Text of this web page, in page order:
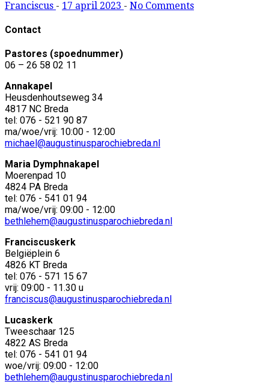
Franciscus - 17 april 2023 - No Comments
Contact
Pastores (spoednummer)
06 – 26 58 02 11
Annakapel
Heusdenhoutseweg 34
4817 NC Breda
tel: 076 - 521 90 87
ma/woe/vrij: 10:00 - 12:00
michael@augustinusparochiebreda.nl
Maria Dymphnakapel
Moerenpad 10
4824 PA Breda
tel: 076 - 541 01 94
ma/woe/vrij: 09:00 - 12:00
bethlehem@augustinusparochiebreda.nl
Franciscuskerk
Belgiëplein 6
4826 KT Breda
tel: 076 - 571 15 67
vrij: 09:00 - 11.30 u
franciscus@augustinusparochiebreda.nl
Lucaskerk
Tweeschaar 125
4822 AS Breda
tel: 076 - 541 01 94
woe/vrij: 09:00 - 12:00
bethlehem@augustinusparochiebreda.nl